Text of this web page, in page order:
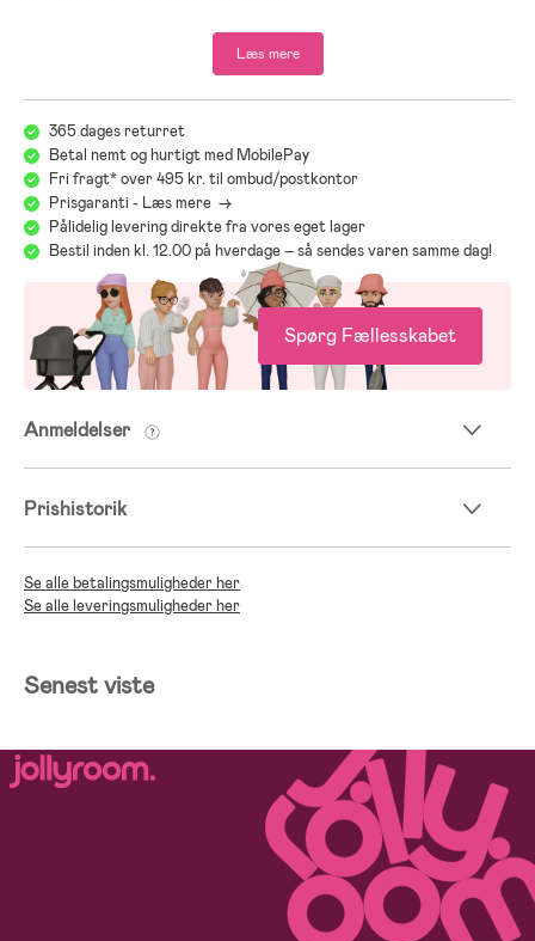
ind på og dreje modellen, følge dine byggefremskridt og gemme
— Gaming-merchandise med en byggemodel på udstillingsstand
— Juster Pikachu-figurens ører og lemmer for at sætte den i en
dynamisk kampstilling
— LEGO modelsættet har en udstillingsstand med lynmotiv
— Den klodsbyggede Pokémon-figur er et farverigt
indretningselement til gamer-værelset
— En nostalgisk gave til voksne Pokémon-fans og gamere fra 18 år
— Gør den kreative oplevelse ekstra sjov med LEGO Builder appen
— Dette tema er en hyldest til samarbejdet mellem 2 ikoniske brands
— Pikachu-gaven med 2.050 elementer er over 35 cm høj
Læs mere
365 dages returret
Betal nemt og hurtigt med MobilePay
Fri fragt* over 495 kr. til ombud/postkontor
Prisgaranti - Læs mere ->
Pålidelig levering direkte fra vores eget lager
Bestil inden kl. 12.00 på hverdage – så sendes varen samme dag!
Spørg Fællesskabet
Anmeldelser
Prishistorik
Se alle betalingsmuligheder her
Se alle leveringsmuligheder her
Senest viste